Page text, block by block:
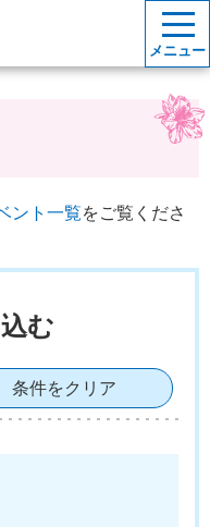
メニュー
ント一覧をご覧くださ
む
条件をクリア